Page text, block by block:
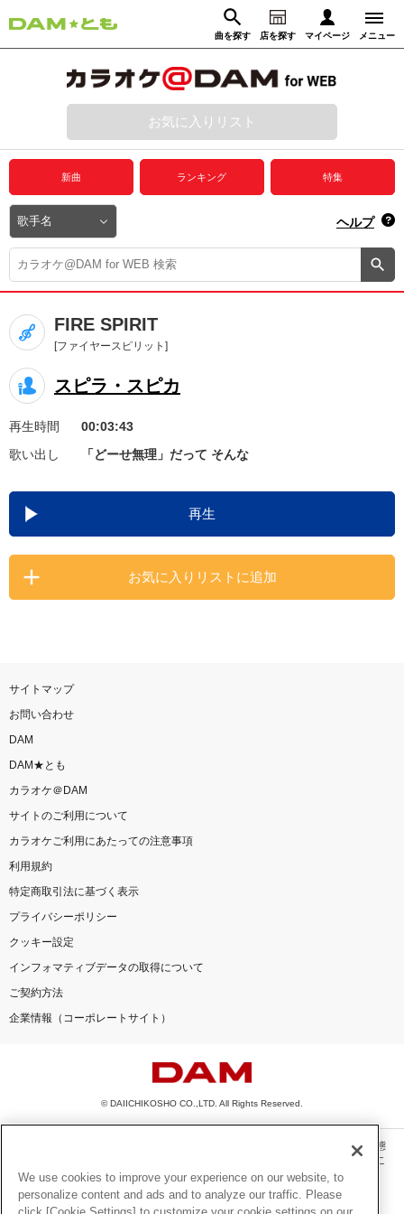
曲を探す 店を探す マイページ メニュー
動画からさがす 録音からさがす
ログイン
プレミアムサービス
DAM★とも動画
DAM★とも録音
カラオケ＠DAM
ユーザー検索
キャンペーン
お知らせ よくあるご質問
DAMの新曲・ランキングなど
カラオケ最新情報をチェック！
お気に入りリスト
新曲 ランキング 特集
ヘルプ
FIRE SPIRIT
[ファイヤースピリット]
スピラ・スピカ
再生時間
00:03:43
歌い出し
「どーせ無理」だって そんな
再生
お気に入りリストに追加
サイトマップ
お問い合わせ
DAM
DAM★とも
カラオケ＠DAM
サイトのご利用について
カラオケご利用にあたっての注意事項
利用規約
特定商取引法に基づく表示
プライバシーポリシー
クッキー設定
インフォマティブデータの取得について
ご契約方法
企業情報（コーポレートサイト）
© DAIICHIKOSHO CO.,LTD. All Rights Reserved.
このサイトに掲載されている一切の文章・画像・写真・動画・音声等を、手段や形態
を問わず、著作権法の定める範囲を超えて無断で複製、転載、ファイル化などするこ
とを禁じます。
楽曲及びコンテンツは、機種によりご利用いただけない場合があります。
We use cookies to improve your experience on our website, to
personalize content and ads and to analyze our traffic. Please